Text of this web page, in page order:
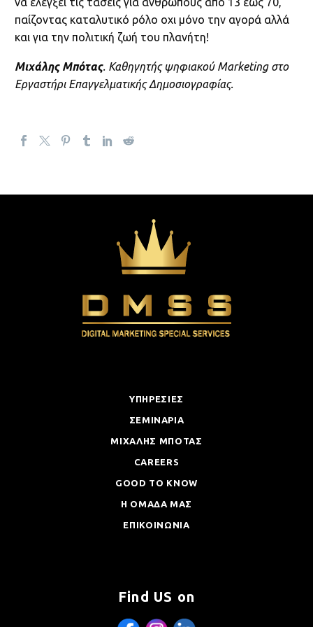
παίζοντας καταλυτικό ρόλο οχι μόνο την αγορά αλλά
και για την πολιτική ζωή του πλανήτη!
Μιχάλης Μπότας. Καθηγητής ψηφιακού Marketing στο
Εργαστήρι Επαγγελματικής Δημοσιογραφίας.
ΥΠΗΡΕΣΙΕΣ
ΣΕΜΙΝΑΡΙΑ
ΜΙΧΑΛΗΣ ΜΠΟΤΑΣ
CAREERS
GOOD TO KNOW
Η ΟΜΑΔΑ ΜΑΣ
ΕΠΙΚΟΙΝΩΝΙΑ
Find US on